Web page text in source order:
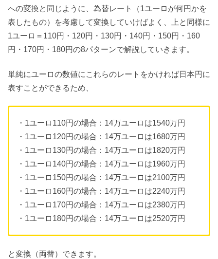
への変換と同じように、為替レート（1ユーロが何円かを
表したもの）を考慮して変換していけばよく、上と同様に
1ユーロ＝110円・120円・130円・140円・150円・160
円・170円・180円の8パターンで解説していきます。
単純にユーロの数値にこれらのレートをかければ日本円に
表すことができるため、
・1ユーロ110円の場合：14万ユーロは1540万円
・1ユーロ120円の場合：14万ユーロは1680万円
・1ユーロ130円の場合：14万ユーロは1820万円
・1ユーロ140円の場合：14万ユーロは1960万円
・1ユーロ150円の場合：14万ユーロは2100万円
・1ユーロ160円の場合：14万ユーロは2240万円
・1ユーロ170円の場合：14万ユーロは2380万円
・1ユーロ180円の場合：14万ユーロは2520万円
と変換（両替）できます。